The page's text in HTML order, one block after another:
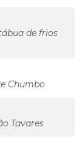
de frios
Chumbo
Tavares